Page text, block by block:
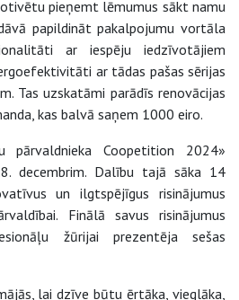
pieņemt lēmumus sākt namu
papildināt pakalpojumu vortāla
ar iespēju iedzīvotājiem
ar tādas pašas sērijas
Tas uzskatāmi parādīs renovācijas
kas balvā saņem 1000 eiro.
pārvaldnieka Coopetition 2024»
decembrim. Dalību tajā sāka 14
un ilgtspējīgus risinājumus
Finālā savus risinājumus
žūrijai prezentēja sešas
lai dzīve būtu ērtāka, vieglāka,